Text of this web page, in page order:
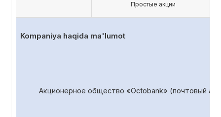
Простые акции
Kompaniya haqida ma'lumot
Акционерное общество «Octobank» (почтовый